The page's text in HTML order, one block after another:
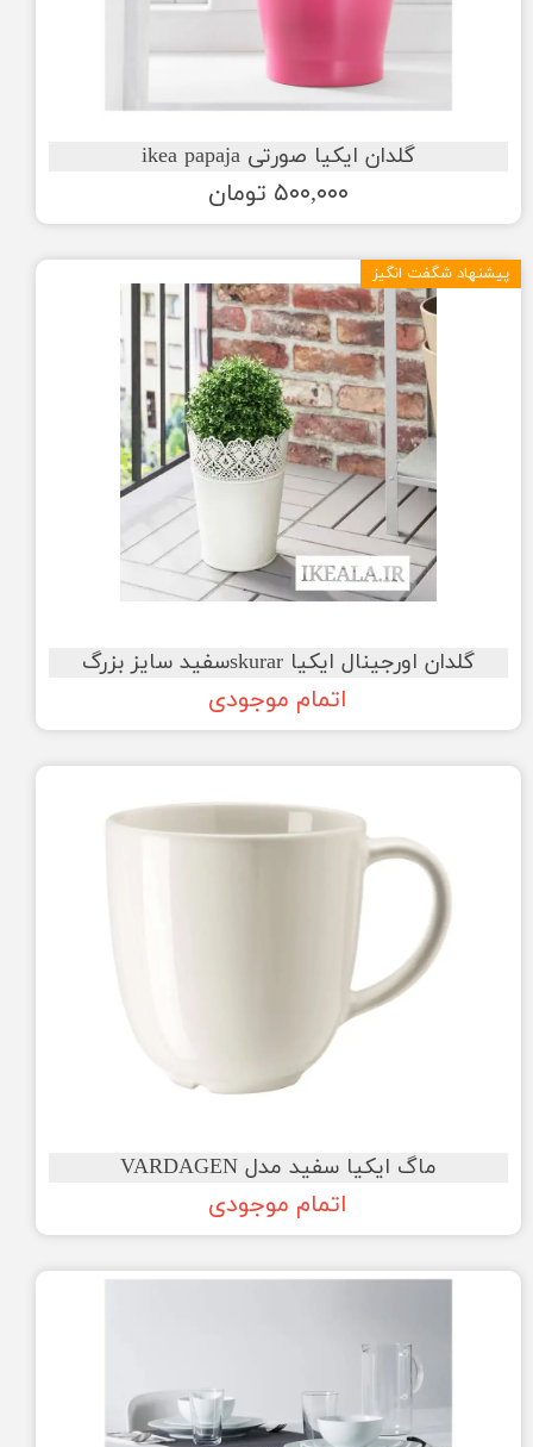
گلدان ایکیا صورتی ikea papaja
۵۰۰,۰۰۰ تومان
گلدان اورجینال ایکیا skurarسفید سایز بزرگ
اتمام موجودی
پیشنهاد شگفت انگیز
ماگ ایکیا سفید مدل VARDAGEN
اتمام موجودی